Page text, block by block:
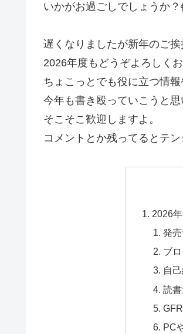
いかがお過ごしでしょうか？
遅くなりましたが新年のご
2026年度もどうぞよろしく
ちょこっとでも役に立つ情
今年も書き殴っていこうと
そこそこ歓迎しますよ。
コメントとか残ってるとテ
2026
発
ブ
自
読
PC